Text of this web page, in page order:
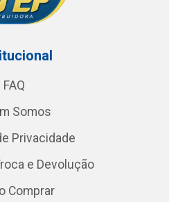
FAQ
Somos
Privacidade
e Devolução
Comprar